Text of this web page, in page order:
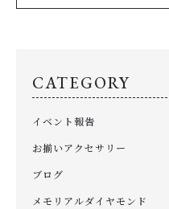
CATEGORY
イベント報告
お揃いアクセサリー
ブログ
メモリアルダイヤモンド